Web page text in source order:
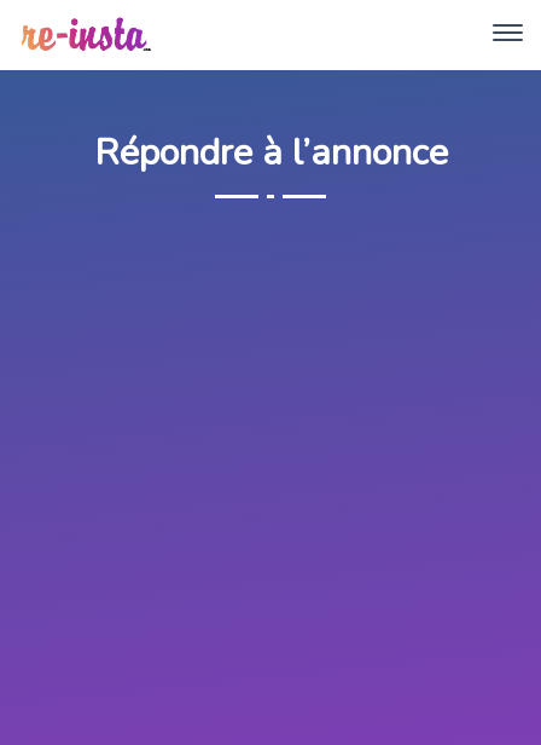
Répondre à l’annonce